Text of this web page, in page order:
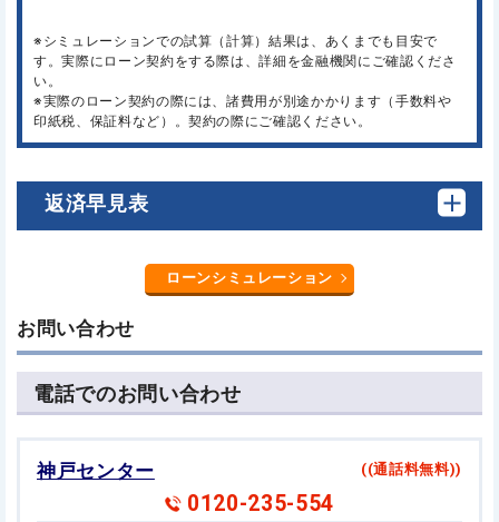
※シミュレーションでの試算（計算）結果は、あくまでも目安で
す。実際にローン契約をする際は、詳細を金融機関にご確認くださ
い。
※実際のローン契約の際には、諸費用が別途かかります（手数料や
印紙税、保証料など）。契約の際にご確認ください。
返済早見表
ローンシミュレーション
お問い合わせ
電話でのお問い合わせ
神戸センター ((通話料無料))
0120-235-554